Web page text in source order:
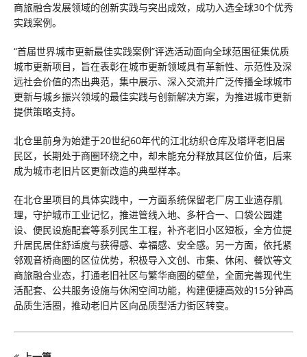
商旅融合发展领域的创新实践与突出成效，成功入选全球30个优秀
实践案例。
“首届世界城市更新最佳实践案例”评选活动面向全球范围征集优质
城市更新项目，旨在表彰在城市更新领域具有革新性、示范性及深
远社会价值的杰出典范，集中展示、深入交流并广泛传播全球城市
更新与城乡振兴领域的最佳实践与创新解决方案，为推进城市更新
提供策略支持。
北仓里前身为始建于20世纪60年代的江北纺织仓库及塔坪老旧居
民区，长期处于商圈环绕之中，却未能充分释放其区位价值，后来
成为城市老旧片区更新改造的典型样本。
在北仓里项目的具体实践中，一方面系统保留老厂房工业遗存肌
理，守护城市工业记忆，推进管线入地、多杆合一、口袋公园建
设、便民设施配套等系列民生工程，补齐老旧小区短板，全方位提
升居民居住舒适度与获得感、幸福感、安全感。另一方面，依托紧
邻观音桥商圈的区位优势，积极导入文创、市集、休闲、餐饮等文
商旅融合业态，打通老旧社区与繁华商圈的壁垒，全面完善现代生
活配套、公共服务设施与休闲空间功能，构建便捷高效的15分钟高
品质生活圈，推动老旧片区向品质型活力街区转变。